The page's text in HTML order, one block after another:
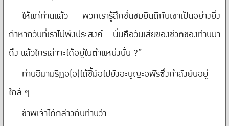
ให้แก่ท่านแล้ว พวกเรารู้สึกชื่นชมยินดีกับเขาเป็นอย่างยิ่ง
ถ้าหากวันที่เราไม่พึงประสงค์ นั่นคือวันเสียของชีวิตของท่านมา
ถึง แล้วใครเล่าจะได้อยู่ในตำแหน่งนั้น ?”
ท่านอิมามริฏอ(อฺ)ได้ชี้มือไปยังอะบูญะอฺฟัรซึ่งกำลังยืนอยู่
ใกล้ ๆ
ข้าพเจ้าได้กล่าวกับท่านว่า